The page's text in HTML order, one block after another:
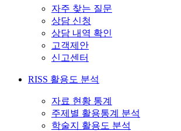
자주 찾는 질문
상담 신청
상담 내역 확인
고객제안
신고센터
RISS 활용도 분석
자료 현황 통계
주제별 활용통계 분석
학술지 활용도 분석